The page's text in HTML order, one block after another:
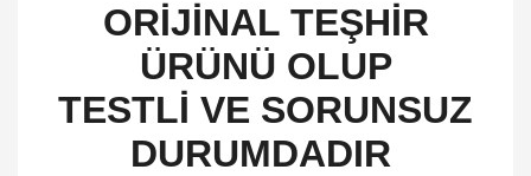
ORİJİNAL TEŞHİR
ÜRÜNÜ OLUP
TESTLİ VE SORUNSUZ
DURUMDADIR